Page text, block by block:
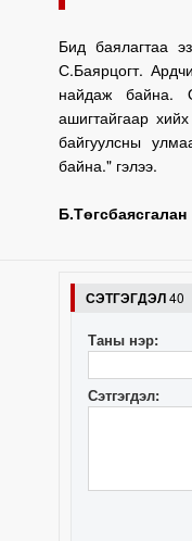
Бид баялагтаа
С.Баярцогт.
найдаж байна.
ашигтайгаар
байгуулсны
байна." гэлээ.
Б.Төгсбаясгалан
СЭТГЭГДЭЛ40
Таны нэр:
Сэтгэгдэл: